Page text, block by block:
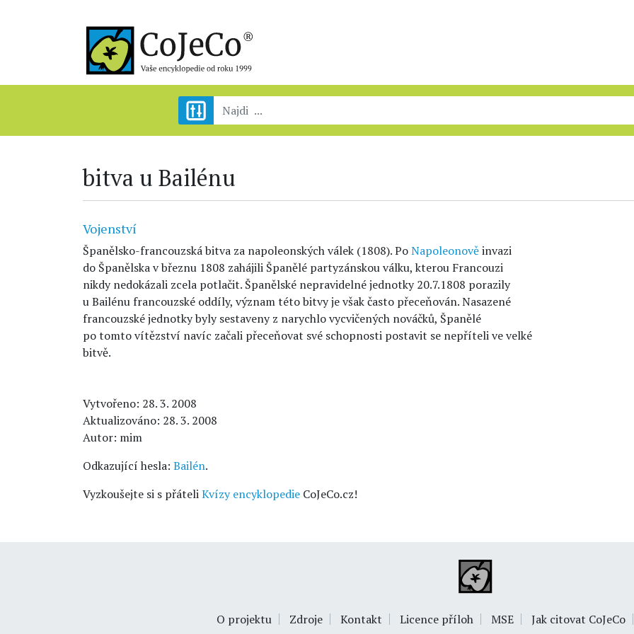
bitva u Bailénu
Vojenství
Španělsko-francouzská bitva za napoleonských válek (1808). PoNapoleonověinvazi
do Španělska v březnu 1808 zahájili Španělé partyzánskou válku, kterou Francouzi
nikdy nedokázali zcela potlačit. Španělské nepravidelné jednotky 20.7.1808 porazily
u Bailénu francouzské oddíly, význam této bitvy je však často přeceňován. Nasazené
francouzské jednotky byly sestaveny z narychlo vycvičených nováčků, Španělé
po tomto vítězství navíc začali přeceňovat své schopnosti postavit se nepříteli ve velké
bitvě.
Vytvořeno: 28. 3. 2008
Aktualizováno: 28. 3. 2008
Autor: mim
Odkazující hesla: Bailén.
Vyzkoušejte si s přáteliKvízy encyklopedie CoJeCo.cz!
O projektu Zdroje Kontakt Licence příloh MSE Jak citovat CoJeCo